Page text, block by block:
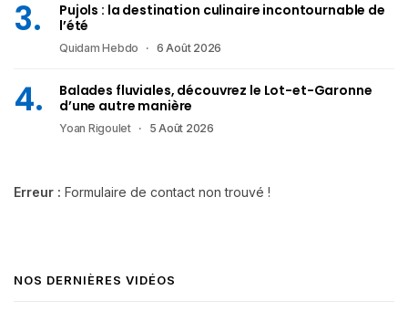
Pujols : la destination culinaire incontournable de
l’été
Quidam Hebdo 6 Août 2026
Balades fluviales, découvrez le Lot-et-Garonne
d’une autre manière
Yoan Rigoulet 5 Août 2026
Erreur : Formulaire de contact non trouvé !
NOS DERNIÈRES VIDÉOS